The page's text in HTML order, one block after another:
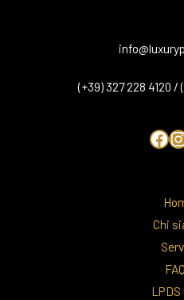
(+39) 327 228 4120
Chi
LPDS